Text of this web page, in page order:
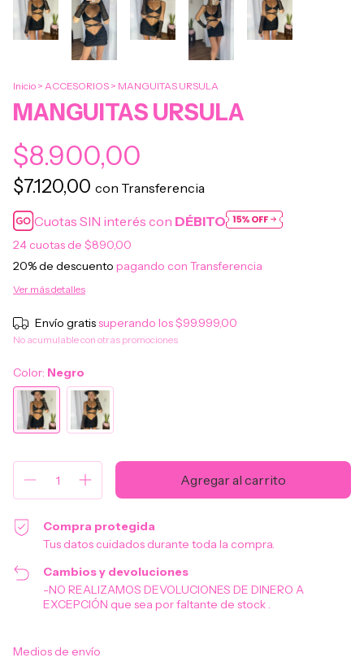
Inicio > ACCESORIOS > MANGUITAS URSULA
MANGUITAS URSULA
$8.900,00
$7.120,00 con Transferencia
Cuotas SIN interés con DÉBITO
24 cuotas de $890,00
20% de descuento pagando con Transferencia
Ver más detalles
Envío gratissuperando los$99.999,00
No acumulable con otras promociones
Color: Negro
Compra protegida
Tus datos cuidados durante toda la compra.
Cambios y devoluciones
-NO REALIZAMOS DEVOLUCIONES DE DINERO A
EXCEPCIÓN que sea por faltante de stock .
Entregas para el CP:
Medios de envío